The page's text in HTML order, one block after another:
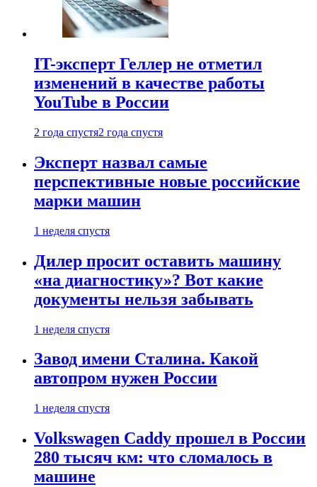
IT-эксперт Геллер не отметил
изменений в качестве работы
YouTube в России
2 года спустя2 года спустя
Эксперт назвал самые
перспективные новые российские
марки машин
1 неделя спустя
Дилер просит оставить машину
«на диагностику»? Вот какие
документы нельзя забывать
1 неделя спустя
Завод имени Сталина. Какой
автопром нужен России
1 неделя спустя
Volkswagen Caddy прошел в России
280 тысяч км: что сломалось в
машине